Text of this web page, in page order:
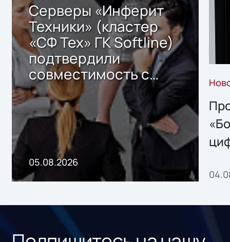
Серверы «Инферит
Техники» (кластер
«СФ Тех» ГК Softline)
подтвердили
совместимость с
решением Sharx
Storage 2.x для
хранения данных
05.08.2026